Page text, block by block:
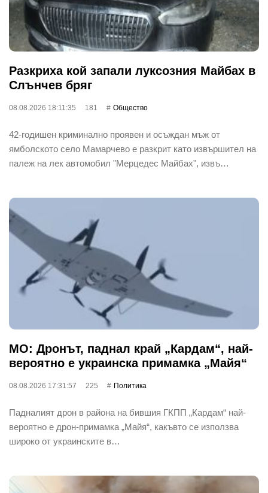
Разкриха кой запали луксозния Майбах в
Слънчев бряг
08.08.2026 18:11:35 181 Общество
42-годишен криминално проявен и осъждан мъж от
ямболското село Мамарчево е разкрит като извършител на
палеж на лек автомобил "Мерцедес Майбах", извъ…
МО: Дронът, паднал край „Кардам“, най-
вероятно е украинска примамка „Майя“
08.08.2026 17:31:57 225 Политика
Падналият дрон в района на бившия ГКПП „Кардам“ най-
вероятно е дрон-примамка „Майя“, какъвто се използва
широко от украинските в…